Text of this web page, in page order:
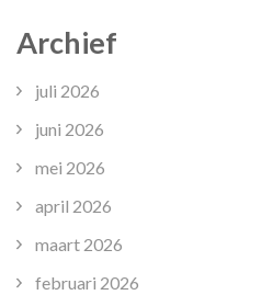
Archief
juli 2026
juni 2026
mei 2026
april 2026
maart 2026
februari 2026